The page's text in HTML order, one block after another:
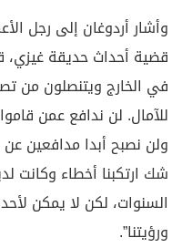
وأشار أردوغان إلى رجل
قضية أحداث حديقة غيزي،
في الخارج ويتنصلون من
للآمال. لن ندافع عمن
ولن نصبح أبدا مدافعين
شك ارتكبنا أخطاء وكانت
السنوات، لكن لا يمكن
ورؤيتنا”.